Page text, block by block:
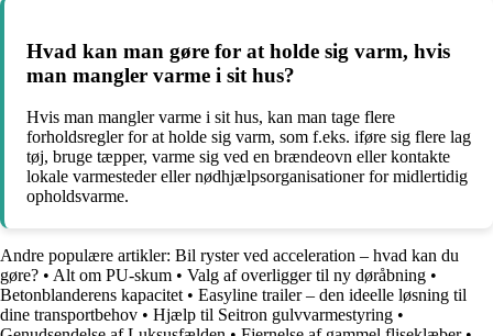
Hvad kan man gøre for at holde sig varm, hvis
man mangler varme i sit hus?
Hvis man mangler varme i sit hus, kan man tage flere
forholdsregler for at holde sig varm, som f.eks. iføre sig flere lag
tøj, bruge tæpper, varme sig ved en brændeovn eller kontakte
lokale varmesteder eller nødhjælpsorganisationer for midlertidig
opholdsvarme.
Andre populære artikler: Bil ryster ved acceleration – hvad kan du
gøre? • Alt om PU-skum • Valg af overligger til ny døråbning •
Betonblanderens kapacitet• Easyline trailer – den ideelle løsning til
dine transportbehov • Hjælp til Seitron gulvvarmestyring •